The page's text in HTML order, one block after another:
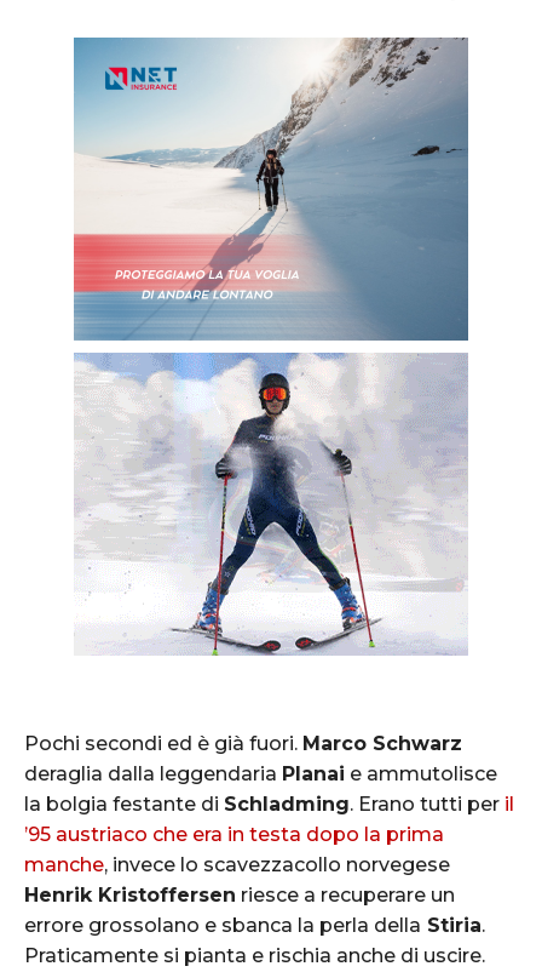
Pochi secondi ed è già fuori. Marco Schwarz
deraglia dalla leggendaria Planai e ammutolisce
la bolgia festante di Schladming. Erano tutti per il
’95 austriaco che era in testa dopo la prima
manche, invece lo scavezzacollo norvegese
Henrik Kristoffersen riesce a recuperare un
errore grossolano e sbanca la perla della Stiria.
Praticamente si pianta e rischia anche di uscire.